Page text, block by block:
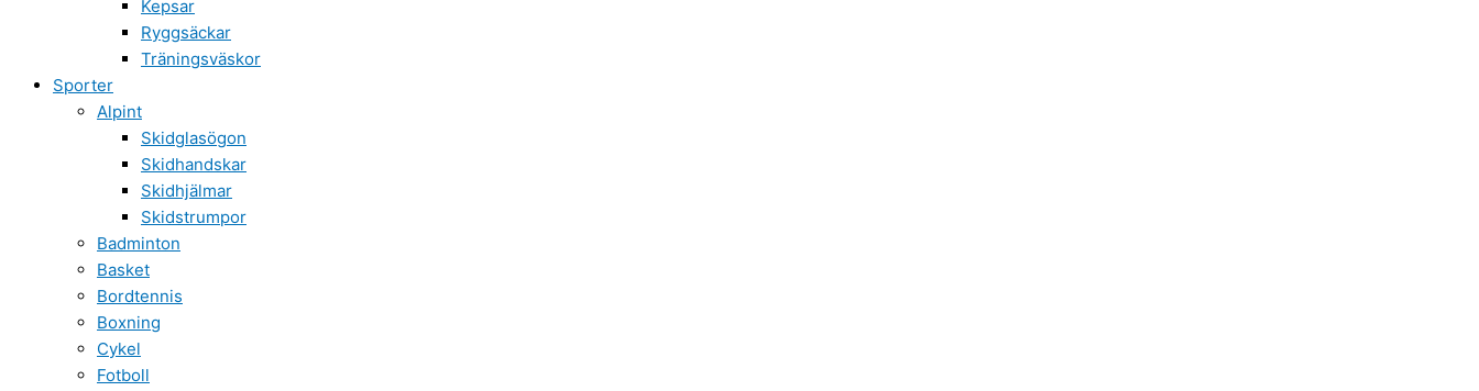
Kepsar
Ryggsäckar
Träningsväskor
Sporter
Alpint
Skidglasögon
Skidhandskar
Skidhjälmar
Skidstrumpor
Badminton
Basket
Bordtennis
Boxning
Cykel
Fotboll